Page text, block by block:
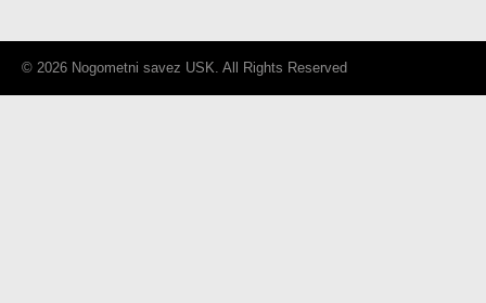
© 2026 Nogometni savez USK. All Rights Reserved